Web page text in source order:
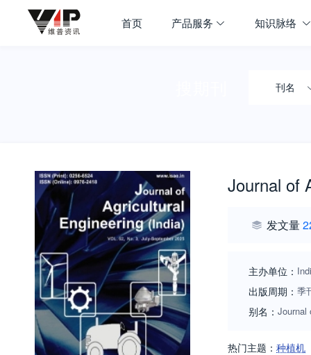
首页 产品服务 知识脉络
刊名
Journal of
发文量
主办单位：
出版周期： 季
别名： Journal
热门主题： 种植机